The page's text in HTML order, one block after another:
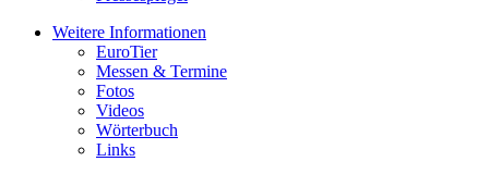
Weitere Informationen
EuroTier
Messen & Termine
Fotos
Videos
Wörterbuch
Links